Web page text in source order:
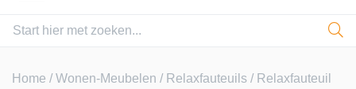
Home /Wonen-Meubelen / Relaxfauteuils / Relaxfauteuil